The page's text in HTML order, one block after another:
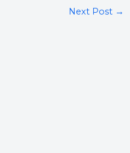
Next Post →